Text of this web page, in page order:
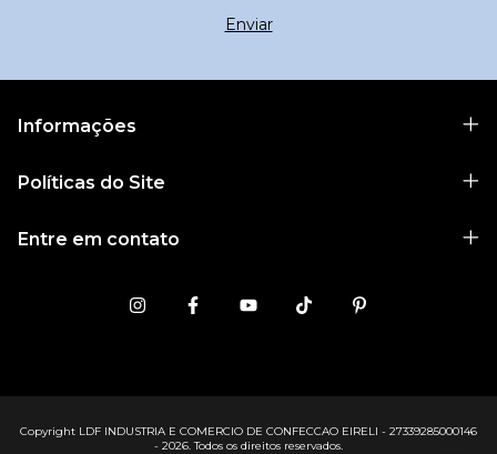
Informações
Políticas do Site
Entre em contato
Copyright LDF INDUSTRIA E COMERCIO DE CONFECCAO EIRELI - 27339285000146
- 2026. Todos os direitos reservados.